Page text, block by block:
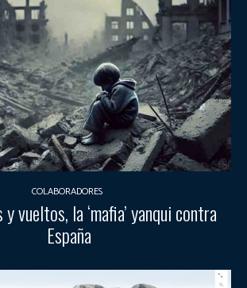
COLABORADORES
vueltos, la ‘mafia’ yanqui contra
España